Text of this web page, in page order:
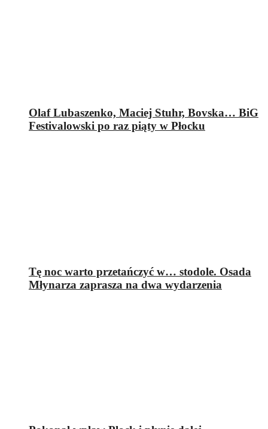
Olaf Lubaszenko, Maciej Stuhr, Bovska… BiG
Festivalowski po raz piąty w Płocku
Tę noc warto przetańczyć w… stodole. Osada
Młynarza zaprasza na dwa wydarzenia